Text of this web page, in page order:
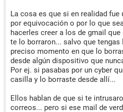
La cosa es que si en realidad
por equivocación o por lo que
hacerles creer a los de gmail
te lo borraron... salvo que tengas
preciso momento en que lo
desde algún dispositivo que
Por ej. si pasabas por un cyber
casilla y lo borraste desde allí...
Ellos hablan de que si te
correos... pero si ese mail de